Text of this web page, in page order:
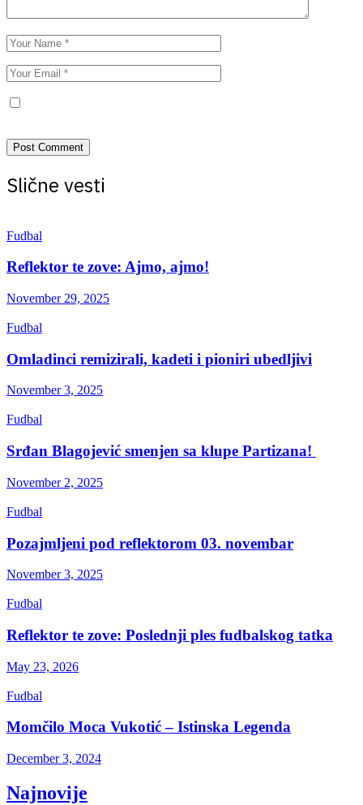
Slične vesti
Fudbal
Reflektor te zove: Ajmo, ajmo!
November 29, 2025
Fudbal
Omladinci remizirali, kadeti i pioniri ubedljivi
November 3, 2025
Fudbal
Srđan Blagojević smenjen sa klupe Partizana!
November 2, 2025
Fudbal
Pozajmljeni pod reflektorom 03. novembar
November 3, 2025
Fudbal
Reflektor te zove: Poslednji ples fudbalskog tatka
May 23, 2026
Fudbal
Momčilo Moca Vukotić – Istinska Legenda
December 3, 2024
Najnovije